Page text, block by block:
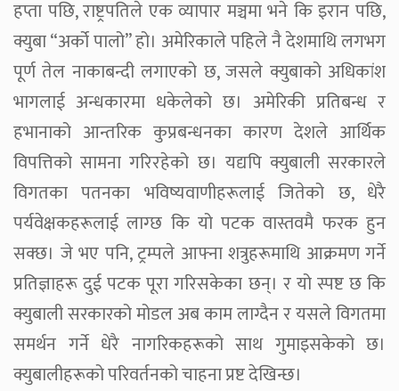
हप्ता पछि, राष्ट्रपतिले एक व्यापार मञ्चमा भने कि इरान पछि,
क्युबा “अर्को पालो” हो। अमेरिकाले पहिले नै देशमाथि लगभग
पूर्ण तेल नाकाबन्दी लगाएको छ, जसले क्युबाको अधिकांश
भागलाई अन्धकारमा धकेलेको छ। अमेरिकी प्रतिबन्ध र
हभानाको आन्तरिक कुप्रबन्धनका कारण देशले आर्थिक
विपत्तिको सामना गरिरहेको छ। यद्यपि क्युबाली सरकारले
विगतका पतनका भविष्यवाणीहरूलाई जितेको छ, धेरै
पर्यवेक्षकहरूलाई लाग्छ कि यो पटक वास्तवमै फरक हुन
सक्छ। जे भए पनि, ट्रम्पले आफ्ना शत्रुहरूमाथि आक्रमण गर्ने
प्रतिज्ञाहरू दुई पटक पूरा गरिसकेका छन्। र यो स्पष्ट छ कि
क्युबाली सरकारको मोडल अब काम लाग्दैन र यसले विगतमा
समर्थन गर्ने धेरै नागरिकहरूको साथ गुमाइसकेको छ।
क्युबालीहरूको परिवर्तनको चाहना प्रष्ट देखिन्छ।